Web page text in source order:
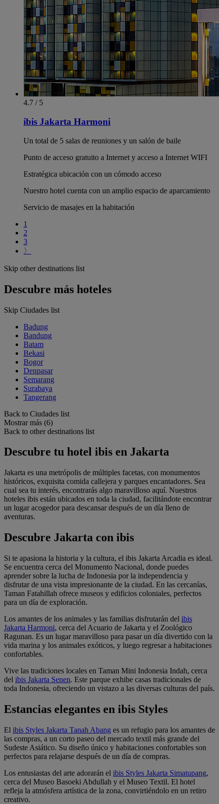
4.7 / 5
ibis Jakarta Harmoni
Un total de 5 salas de reuniones y un salón de baile
Punto de acceso gratuito a Internet y acceso a Internet WIFI
Estratégica ubicación con un cómodo acceso
Nuestro hotel cuenta con un amplio espacio de aparcamiento
Servicio de masajes en la habitación
1
2
3
〉
Skip other destinations list
Descubre más hoteles
Skip Ciudades list
Badung
Bandung
Batam
Bekasi
Bogor
Denpasar
Semarang
Surabaya
Tangerang
Back to Ciudades list
Mostrar más (6)
Back to other destinations list
Descubre tu hotel ibis en Jakarta
Jakarta es una metrópolis de múltiples facetas, con monumentos
históricos, exquisita comida callejera y parques encantadores. Sea
cual sea tu interés, encontrarás algo maravilloso aquí. Nuestros
hoteles ibis están ubicados en toda la ciudad, facilitándote encontrar
un lugar acogedor para descansar después de un día lleno de
aventuras.
Descubre Jakarta con ibis
Si te apasiona la historia y la cultura, el ibis Jakarta Arcadia es ideal.
Se encuentra cerca del Monumento Nacional, donde puedes
aprender sobre la lucha de Indonesia por la independencia y
disfrutar de una vista impresionante de la ciudad. En las cercanías,
Taman Fatahillah ofrece museos y edificios coloniales, perfectos
para un día de exploración.
Los amantes de los animales y las familias disfrutarán del ibis
Jakarta Harmoni, cerca del Acuario de Jakarta y el Zoológico
Ragunan. Es un lugar maravilloso para pasar un día divertido con la
vida marina y los animales exóticos, y luego regresar a habitaciones
confortables.
Vive las tradiciones locales en Taman Mini Indonesia Indah, cerca
del ibis Jakarta Senen. Este parque exhibe casas tradicionales de
toda Indonesia, ofreciendo un vistazo a las diversas culturas del país.
Estancias elegantes en ibis Styles
El ibis Styles Jakarta Tanah Abang es un refugio para los amantes de
las compras, a un corto paseo del mercado textil más grande del
Sudeste Asiático. Su diseño único y habitaciones confortables son
perfectos para relajarse después de un día de compras.
Los entusiastas del arte adorarán el ibis Styles Jakarta Simatupang,
cerca del Museo Basoeki Abdullah y el Museo Textil. El hotel
refleja la atmósfera artística de la zona, convirtiéndolo en un retiro
creativo.